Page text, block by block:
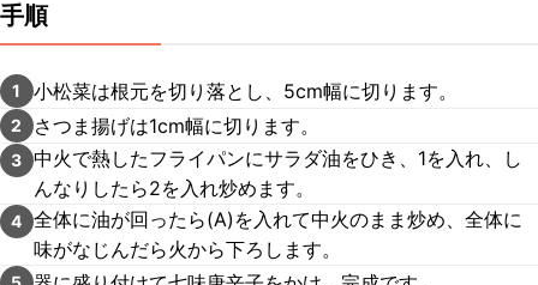
手順
1 小松菜は根元を切り落とし、5cm幅に切ります。
2 さつま揚げは1cm幅に切ります。
3 中火で熱したフライパンにサラダ油をひき、1を入れ、し
んなりしたら2を入れ炒めます。
4 全体に油が回ったら(A)を入れて中火のまま炒め、全体に
味がなじんだら火から下ろします。